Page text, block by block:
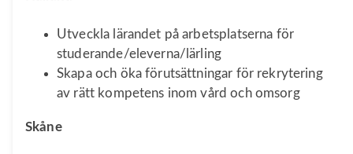
Utveckla lärandet på arbetsplatserna för
studerande/eleverna/lärling
Skapa och öka förutsättningar för rekrytering
av rätt kompetens inom vård och omsorg
Skåne